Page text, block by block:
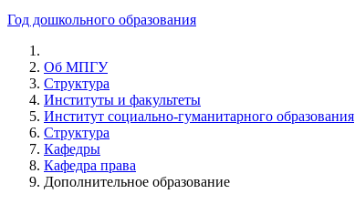
Год дошкольного образования
Об МПГУ
Структура
Институты и факультеты
Институт социально-гуманитарного образования
Структура
Кафедры
Кафедра права
Дополнительное образование